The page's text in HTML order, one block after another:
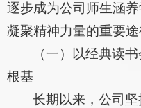
逐步成为公司师生涵
凝聚精神力量的重要途
（一）以经典读
根基
长期以来，公司